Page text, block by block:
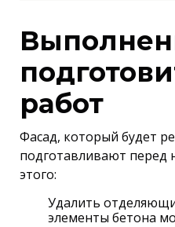
работ
Фасад, который будет
подготавливают перед
этого:
Удалить
элементы бетона